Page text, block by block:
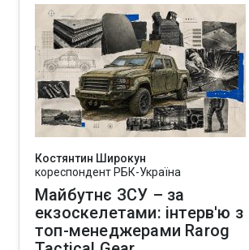
Костянтин Широкун
кореспондент РБК-Україна
Майбутнє ЗСУ – за
екзоскелетами: інтерв'ю з
топ-менеджерами Rarog